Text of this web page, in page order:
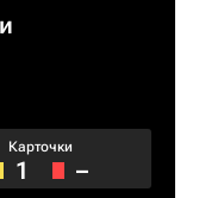
Карточки
1 –